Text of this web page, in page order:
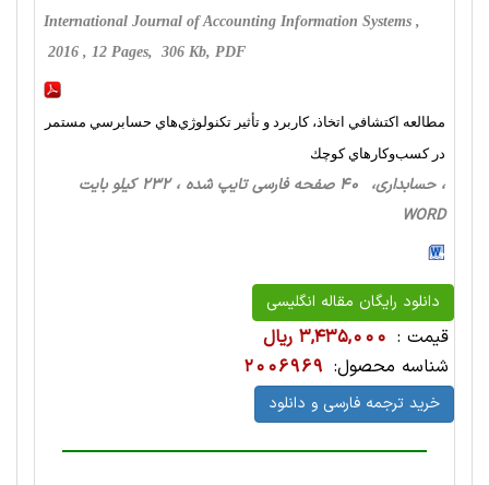
International Journal of Accounting Information Systems ,
2016 , 12 Pages, 306 Kb, PDF
مطالعه اكتشافي اتخاذ، كاربرد و تأثير تكنولوژي‌هاي حسابرسي مستمر
در كسب‌وكارهاي كوچك
، حسابداری، 40 صفحه فارسی تایپ شده ، 232 کیلو بایت
WORD
دانلود رایگان مقاله انگلیسی
قیمت : 3,435,000 ریال
شناسه محصول: 2006969
خرید ترجمه فارسی و دانلود